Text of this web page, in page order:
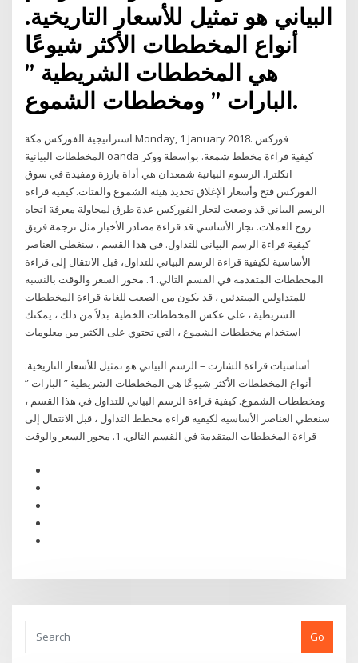
البياني هو تمثيل للأسعار التاريخية.
أنواع المخططات الأكثر شيوعًا
هي المخططات الشريطية ”
البارات ” ومخططات الشموع.
استراتيجية الفوركس مكة Monday, 1 January 2018. فوركس
المخططات البيانية oanda كيفية قراءة مخطط شمعة. بواسطة ووكر
انكلترا. الرسوم البيانية شمعدان هي أداة بارزة ومفيدة في سوق
الفوركس فتح وأسعار الإغلاق تحديد هيئة الشموع والفتات. كيفية قراءة
الرسم البياني قد وضعت لتجار الفوركس عدة طرق لمحاولة معرفة اتجاه
زوج العملات. تجار الأساسي قد قراءة مصادر الأخبار مثل ترجمة فريق
كيفية قراءة الرسم البياني للتداول. في هذا القسم ، سنغطي العناصر
الأساسية لكيفية قراءة الرسم البياني للتداول، قبل الانتقال إلى قراءة
المخططات المتقدمة في القسم التالي. 1. محور السعر والوقت بالنسبة
للمتداولين المبتدئين ، قد يكون من الصعب للغاية قراءة المخططات
الشريطية ، على عكس المخططات الخطية. بدلاً من ذلك ، يمكنك
استخدام مخططات الشموع ، التي تحتوي على الكثير من معلومات
أساسيات قراءة الشارت – الرسم البياني هو تمثيل للأسعار التاريخية.
أنواع المخططات الأكثر شيوعًا هي المخططات الشريطية ” البارات ”
ومخططات الشموع. كيفية قراءة الرسم البياني للتداول في هذا القسم ،
سنغطي العناصر الأساسية لكيفية قراءة مخطط التداول ، قبل الانتقال إلى
قراءة المخططات المتقدمة في القسم التالي. 1. محور السعر والوقت
Go